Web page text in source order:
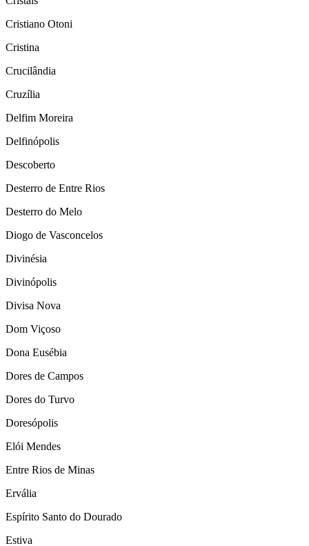
Cristiano Otoni
Cristina
Crucilândia
Cruzília
Delfim Moreira
Delfinópolis
Descoberto
Desterro de Entre Rios
Desterro do Melo
Diogo de Vasconcelos
Divinésia
Divinópolis
Divisa Nova
Dom Viçoso
Dona Eusébia
Dores de Campos
Dores do Turvo
Doresópolis
Elói Mendes
Entre Rios de Minas
Ervália
Espírito Santo do Dourado
Estiva